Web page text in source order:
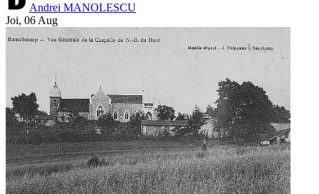
Andrei MANOLESCU
Joi, 06 Aug